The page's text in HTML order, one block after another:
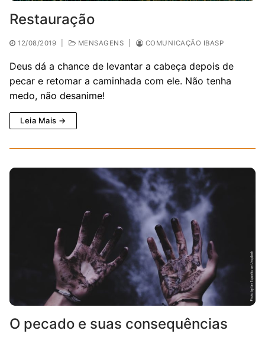
Restauração
12/08/2019 MENSAGENS COMUNICAÇÃO IBASP
Deus dá a chance de levantar a cabeça depois de
pecar e retomar a caminhada com ele. Não tenha
medo, não desanime!
Leia Mais →
O pecado e suas consequências